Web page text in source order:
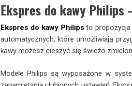
Ekspres do kawy Philips
Ekspres do kawy Philipsto propozycja
automatycznych, które umożliwiają
kawy możesz cieszyć się świeżo
Modele Philips są wyposażone w